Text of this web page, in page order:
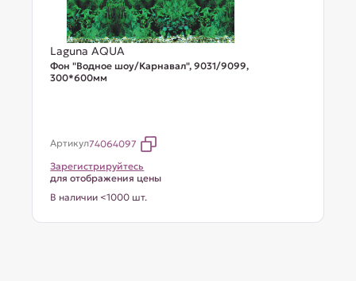
Laguna AQUA
Фон "Водное шоу/Карнавал", 9031/9099,
300*600мм
Артикул74064097
Зарегистрируйтесь
для отображения цены
В наличии <1000 шт.